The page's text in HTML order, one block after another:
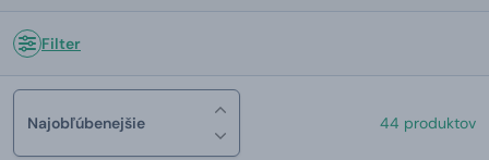
Filter
Najobľúbenejšie 44 produktov